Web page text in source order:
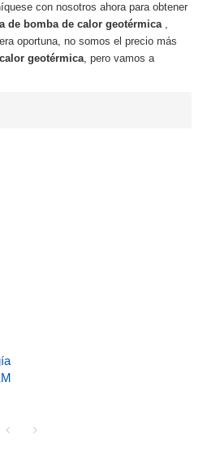
con nosotros ahora para obtener
de bomba de calor geotérmica,
oportuna, no somos el precio más
geotérmica, pero vamos a